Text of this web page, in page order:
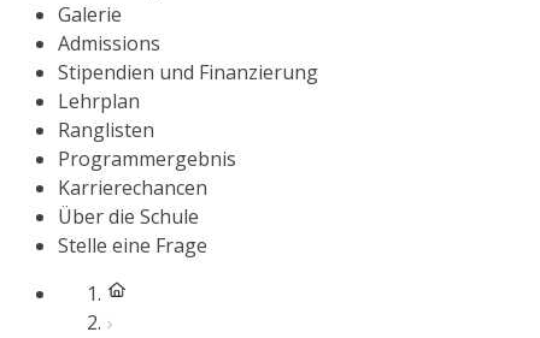
Galerie
Admissions
Stipendien und Finanzierung
Lehrplan
Ranglisten
Programmergebnis
Karrierechancen
Über die Schule
Stelle eine Frage